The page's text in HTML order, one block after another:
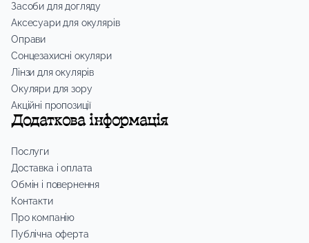
Засоби для догляду
Аксесуари для окулярів
Оправи
Сонцезахисні окуляри
Лінзи для окулярів
Окуляри для зору
Акційні пропозиції
Додаткова інформація
Послуги
Доставка і оплата
Обмін і повернення
Контакти
Про компанію
Публічна оферта